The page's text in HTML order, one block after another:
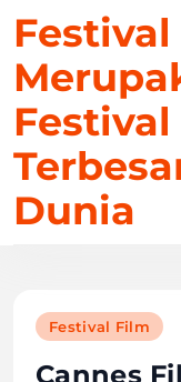
content
Dunia
Festival Film
Cannes